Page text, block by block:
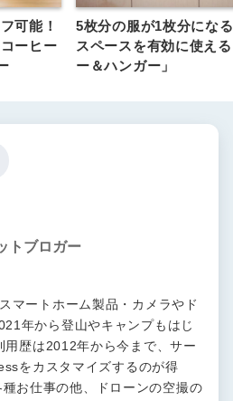
可能！
ーヒー
5枚分の服が1枚分にな
スペースを有効に使え
ー＆ハンガー」
トブロガー
マートホーム製品・カメラやド
年から登山やキャンプもはじ
歴は2012年から今まで、サー
をカスタマイズするのが得
お仕事の他、ドローンの空撮の